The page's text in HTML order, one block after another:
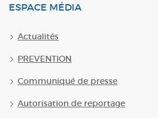
ESPACE MÉDIA
Actualités
PREVENTION
Communiqué de presse
Autorisation de reportage